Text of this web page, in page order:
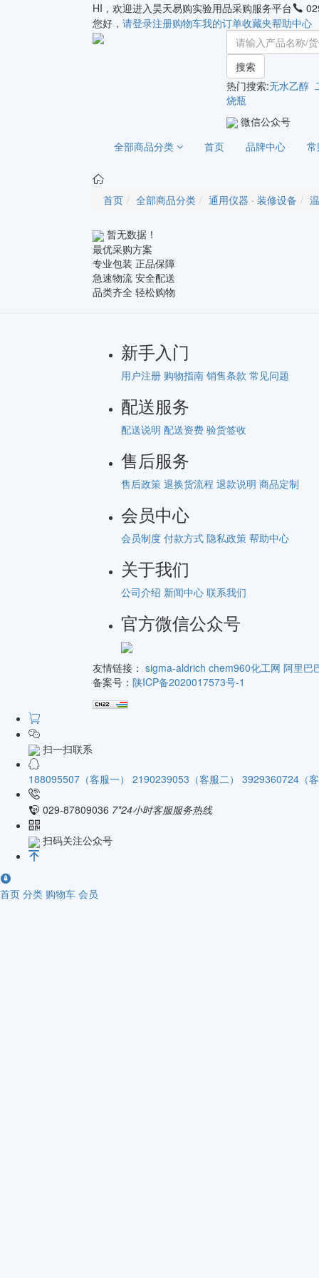
HI，欢迎进入昊天易购实验用品采购服务平台
您好， 请登录注册购物车我的订单收藏夹帮助中心
搜索
热门搜索:无水乙醇
烧瓶
微信公众号
全部商品分类
首页 品牌中心
首页 全部商品分类 通用仪器 · 装修设备
暂无数据！
最优采购方案
专业包装 正品保障
急速物流 安全配送
品类齐全 轻松购物
新手入门
用户注册 购物指南 销售条款 常见问题
配送服务
配送说明 配送资费 验货签收
售后服务
售后政策 退换货流程 退款说明 商品定制
会员中心
会员制度 付款方式 隐私政策 帮助中心
关于我们
公司介绍 新闻中心 联系我们
官方微信公众号
友情链接： sigma-aldrich chem960化工网 阿里巴
备案号： 陕ICP备2020017573号-1
扫一扫联系
188095507（客服一） 2190239053（客服二） 3929360724（
029-87809036 7*24小时客服服务热线
扫码关注公众号
首页 分类 购物车 会员